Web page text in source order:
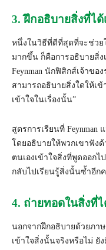
3. ฝึกอธิบายสิ่งที่ได้
หนึ่งในวิธีที่ดีที่สุดที่จะช่วย
มากขึ้น ก็คือการอธิบายสิ่ง
Feynman นักฟิสิกส์เจ้าขอ
สามารถอธิบายสิ่งใดให้เ
เข้าใจในเรื่องนั้น”
สูตรการเรียนที่ Feynman
โดยอธิบายให้พวกเขาฟัง
ตนเองเข้าใจสิ่งที่พูดออก
กลับไปเรียนรู้สิ่งนั้นซ้ำอีก
4. ถ่ายทอดในสิ่งที่ไ
นอกจากฝึกอธิบายด้วยภาษ
เข้าใจสิ่งนั้นจริงหรือไม่ ยัง